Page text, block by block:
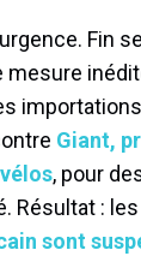
Fin
mesure
Giant,
, pour
Résultat : les
sont